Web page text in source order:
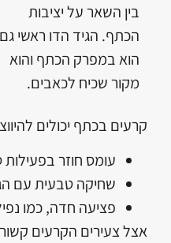
בין השאר על יציבות
הכתף. הגיד הדו ראשי גם
הוא במפרק הכתף והוא
מקור שכיח לכאבים.
קרעים בכתף יכולים
עומס חוזר בפעילות
שחיקה טבעית עם
פציעה חדה, כמו
אצל צעירים הקרעים